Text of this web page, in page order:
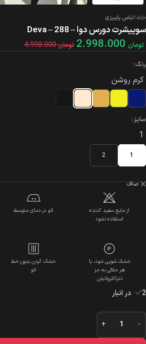
خانه لباس پاییزی
سوییشرت دورس دوا – Deva – 288
تومان4.998.000 تومان
رنگ
کرم روشن
سایز
1
1
2
صاف
اتو در دمای متوسط
از مایع سفید کننده
استفاده نشود
خشک کردن بدون خط
اتو
P
خشک شویی شود، با
هر حلالی به جز
تتراکلرواتیلن
2 در انبار